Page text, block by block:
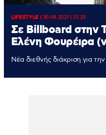
LIFESTYLE| 30.04.2021 | 15:33
Σε Billboard στην
Ελένη Φουρέιρα
Νέα διεθνής διάκριση για